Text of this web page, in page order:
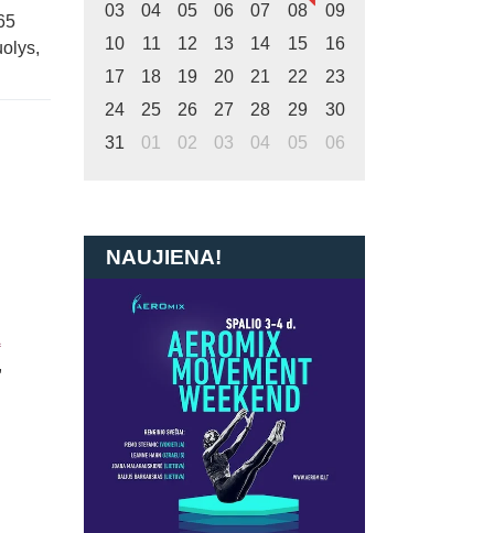
03
04 05 06 07 08
09
10
11 12 13 14 15
16
17
18 19 20 21 22
23
24
25 26 27 28 29
30
31
01 02 03 04 05 06
NAUJIENA!